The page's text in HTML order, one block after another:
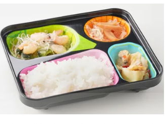
ほうれん草のベーコン和え
豆腐の柚子あんかけ
栄養素
-
※メニューの補足